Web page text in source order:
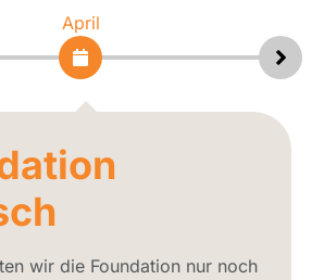
Mai
Service,
Module sind verfügbar. Die